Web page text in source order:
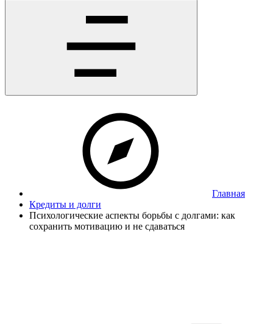
Главная
Кредиты и долги
Психологические аспекты борьбы с долгами: как
сохранить мотивацию и не сдаваться